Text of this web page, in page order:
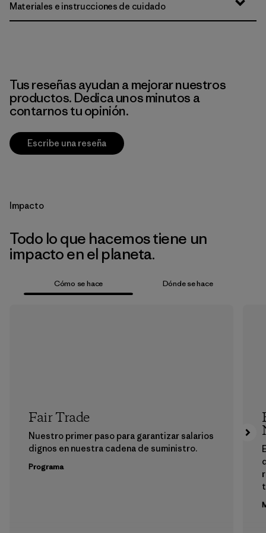
Materiales e instrucciones de cuidado
Tus reseñas ayudan a mejorar nuestros
productos. Dedica unos minutos a
contarnos tu opinión.
Escribe una reseña
Impacto
Todo lo que hacemos tiene un
impacto en el planeta.
Cómo se hace Dónde se hace
Fair Trade
Nuestro primer paso para garantizar salarios
dignos en nuestra cadena de suministro.
Programa